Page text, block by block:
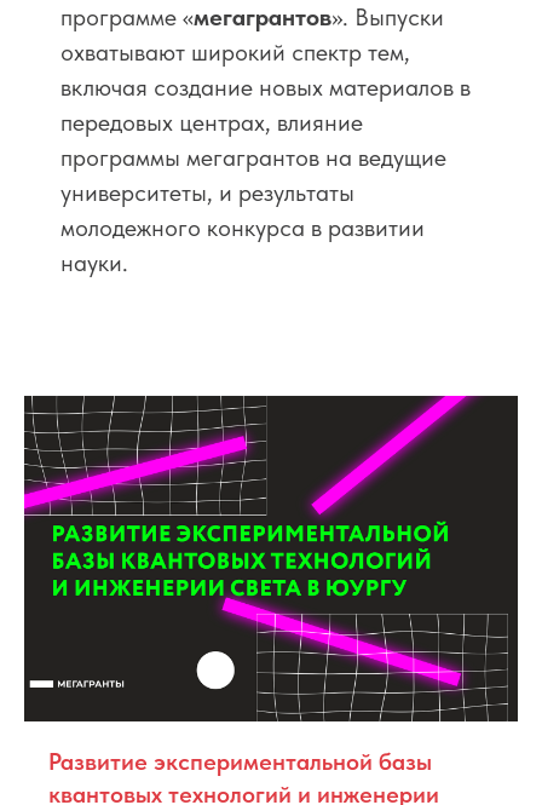
программе «мегагрантов». Выпуски
охватывают широкий спектр тем,
включая создание новых материалов в
передовых центрах, влияние
программы мегагрантов на ведущие
университеты, и результаты
молодежного конкурса в развитии
науки.
Развитие экспериментальной базы
квантовых технологий и инженерии